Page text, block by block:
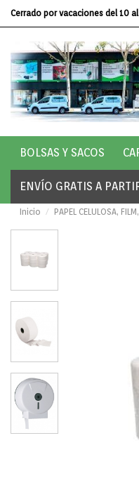
Cerrado por vacaciones del 10
BOLSAS Y SACOS
ENVÍO GRATIS A
Inicio PAPEL CELULOSA,